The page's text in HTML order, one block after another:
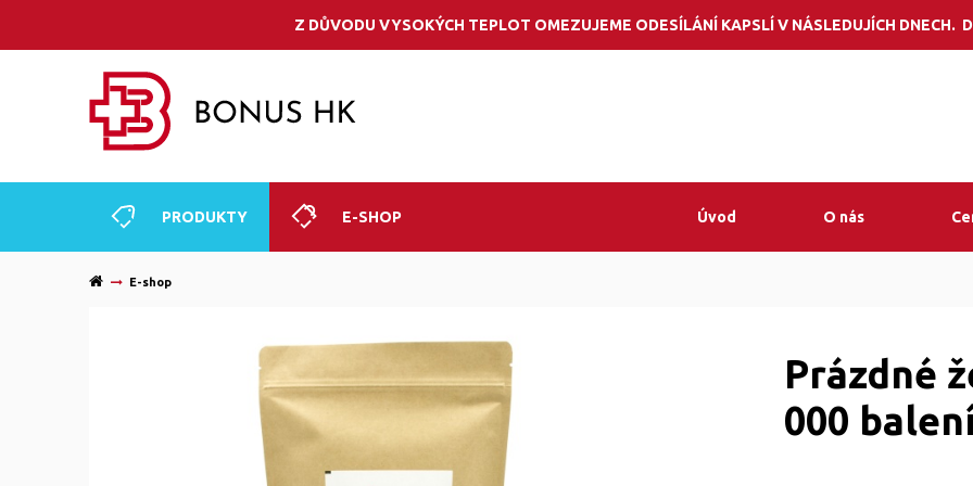
Z DŮVODU VYSOKÝCH TEPLOT OMEZUJEME ODESÍLÁNÍ KAPSLÍ V NÁSLEDUJÍCH DNECH.
Potřebujete
PRODUKTY E-SHOP Úvod O nás
E-shop
Prázdné
000